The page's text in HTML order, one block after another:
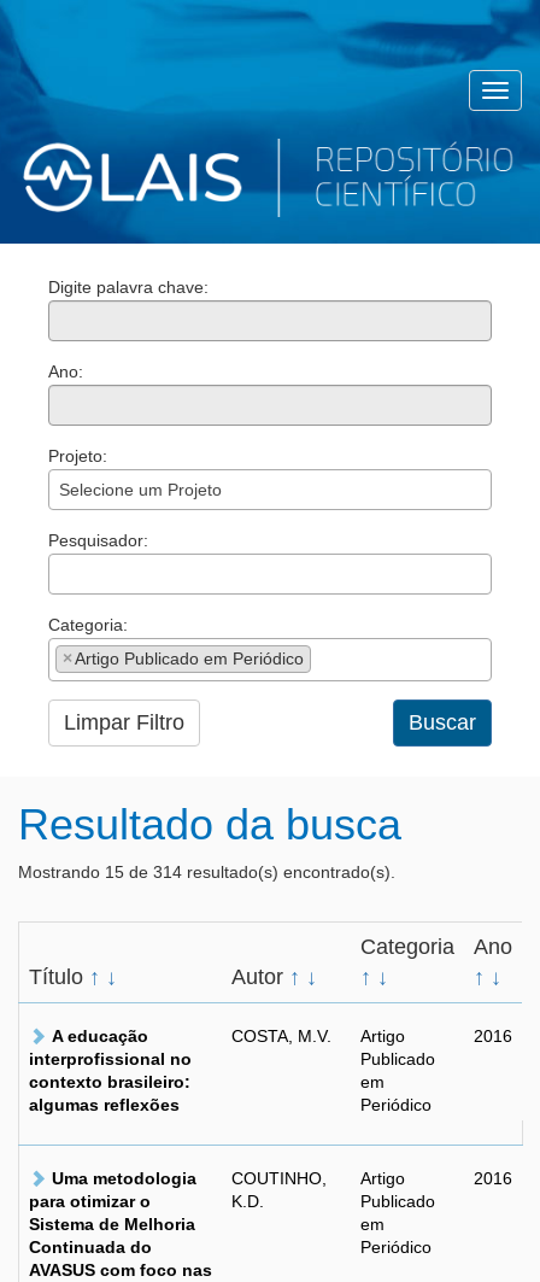
Digite palavra chave:
Ano:
Projeto:
Selecione um Projeto
Pesquisador:
Categoria:
×Artigo Publicado em Periódico
Limpar Filtro Buscar
Resultado da busca
Mostrando 15 de 314 resultado(s) encontrado(s).
Título ↑ ↓ Autor ↑ ↓
Categoria
↑ ↓
Ano
↑ ↓
A educação
interprofissional no
contexto brasileiro:
algumas reflexões
COSTA, M.V.
Artigo
Publicado
em
Periódico
2016
Uma metodologia
para otimizar o
Sistema de Melhoria
Continuada do
AVASUS com foco nas
COUTINHO,
K.D.
Artigo
Publicado
em
Periódico
2016